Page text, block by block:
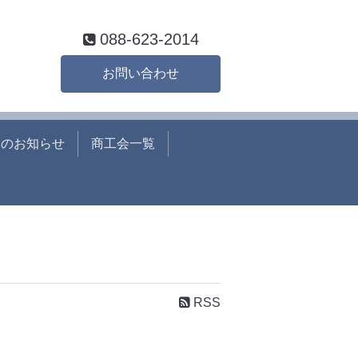
088-623-2014
お問い合わせ
お知らせ 商工会一覧
RSS